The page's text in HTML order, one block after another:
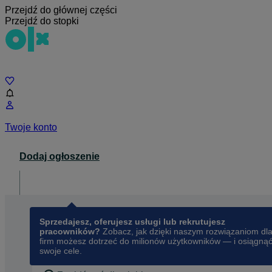
Przejdź do głównej części
Przejdź do stopki
Twoje konto
Dodaj ogłoszenie
Sprzedajesz, oferujesz usługi lub rekrutujesz
pracowników? Zobacz, jak dzięki naszym rozwiązaniom dla
firm możesz dotrzeć do milionów użytkowników — i osiągnąć
swoje cele.